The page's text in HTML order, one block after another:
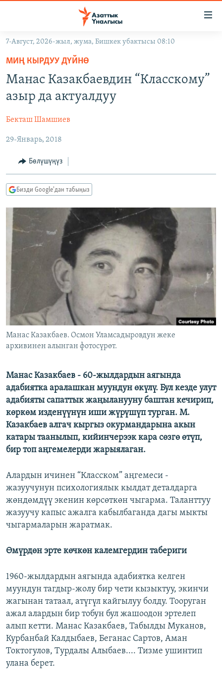
Навигацияга
өтүңүз
Издөөгө
салыңыз
ЭКОНОМИКА
МАДАНИЯТ
БОРБОР АЗИЯ
УКРАИНА
АТАЙЫН ИЛИКТӨӨ
ТВ ПРОГРАММАЛАР
БҮГҮН АЗАТТЫКТА
БИЗ ЖАНА ДҮЙНӨ
ЭЖЕ-СИҢДИЛЕР
АЗАТТЫК+
ЫҢГАЙСЫЗ СУРООЛОР
ПОДКАСТ
ӨЗГӨЧӨ ПИКИР
ОНЛАЙН ШЕРИНЕ
ЭЕ/АРнун бардык сайттары
7-Август, 2026-жыл, жума, Бишкек убактысы 08:10
МИҢ КЫРДУУ ДҮЙНӨ
Манас Казакбаевдин “Класскому”
азыр да актуалдуу
Бекташ Шамшиев
29-Январь, 2018
Бөлүшүңүз
Бизди Google'дан табыңыз
Манас Казакбаев. Осмон Уламсадыровдун жеке
архивинен алынган фотосүрөт.
Манас Казакбаев - 60-жылдардын аягында
адабиятка аралашкан муундун өкүлү. Бул кезде улут
адабияты сапаттык жаңыланууну баштан кечирип,
көркөм изденүүнүн иши жүрүшүп турган. М.
Казакбаев алгач кыргыз окурмандарына акын
катары таанылып, кийинчерээк кара сөзгө өтүп,
бир топ аңгемелерди жарыялаган.
Алардын ичинен “Класском” аңгемеси -
жазуучунун психологиялык кылдат деталдарга
жөндөмдүү экенин көрсөткөн чыгарма. Таланттуу
жазуучу капыс ажалга кабылбаганда дагы мыкты
чыгармаларын жаратмак.
Өмүрдөн эрте көчкөн калемгердин табериги
1960-жылдардын аягында адабиятка келген
муундун тагдыр-жолу бир чети кызыктуу, экинчи
жагынан татаал, атүгүл кайгылуу болду. Тооруган
ажал алардын бир тобун бул жашоодон эртелеп
алып кетти. Манас Казакбаев, Табылды Муканов,
Курбанбай Калдыбаев, Беганас Сартов, Аман
Токтогулов, Турдалы Алыбаев.... Тизме ушинтип
улана берет.